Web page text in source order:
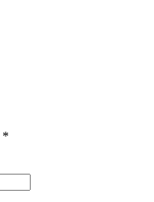
*